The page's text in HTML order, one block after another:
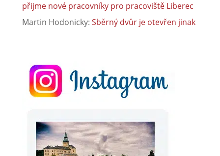
přijme nové pracovníky pro pracoviště Liberec
Martin Hodonicky: Sběrný dvůr je otevřen jinak